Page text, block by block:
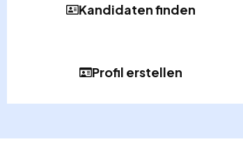
Kandidaten finden
Profil erstellen